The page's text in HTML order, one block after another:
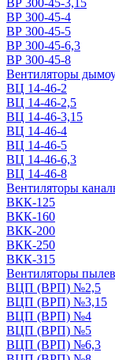
ВР 300-45-3,15
ВР 300-45-4
ВР 300-45-5
ВР 300-45-6,3
ВР 300-45-8
Вентиляторы
ВЦ 14-46-2
ВЦ 14-46-2,5
ВЦ 14-46-3,15
ВЦ 14-46-4
ВЦ 14-46-5
ВЦ 14-46-6,3
ВЦ 14-46-8
Вентиляторы
ВКК-125
ВКК-160
ВКК-200
ВКК-250
ВКК-315
Вентиляторы
ВЦП (ВРП) №2,5
ВЦП (ВРП) №3,15
ВЦП (ВРП) №4
ВЦП (ВРП) №5
ВЦП (ВРП) №6,3